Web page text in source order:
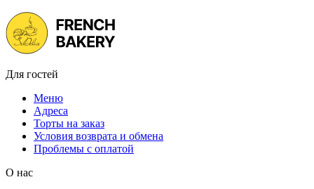
Для гостей
Меню
Адреса
Торты на заказ
Условия возврата и обмена
Проблемы с оплатой
О нас